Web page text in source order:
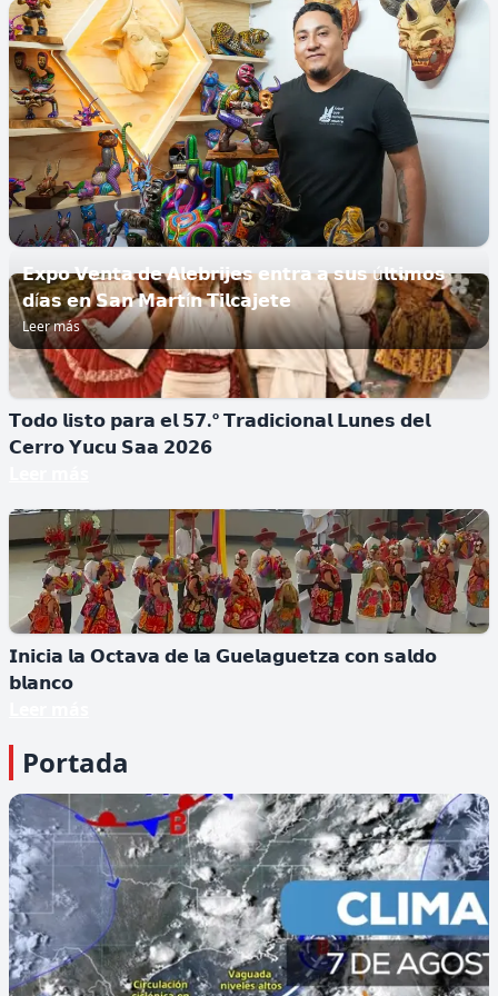
𝗘𝘅𝗽𝗼 𝗩𝗲𝗻𝘁𝗮 𝗱𝗲 𝗔𝗹𝗲𝗯𝗿𝗶𝗷𝗲𝘀 𝗲𝗻𝘁𝗿𝗮 𝗮 𝘀𝘂𝘀 ú𝗹𝘁𝗶𝗺𝗼𝘀
𝗱í𝗮𝘀 𝗲𝗻 𝗦𝗮𝗻 𝗠𝗮𝗿𝘁í𝗻 𝗧𝗶𝗹𝗰𝗮𝗷𝗲𝘁𝗲
Leer más
𝗧𝗼𝗱𝗼 𝗹𝗶𝘀𝘁𝗼 𝗽𝗮𝗿𝗮 𝗲𝗹 𝟱𝟳.º 𝗧𝗿𝗮𝗱𝗶𝗰𝗶𝗼𝗻𝗮𝗹 𝗟𝘂𝗻𝗲𝘀 𝗱𝗲𝗹
𝗖𝗲𝗿𝗿𝗼 𝗬𝘂𝗰𝘂 𝗦𝗮𝗮 𝟮𝟬𝟮𝟲
𝗜𝗻𝗶𝗰𝗶𝗮 𝗹𝗮 𝗢𝗰𝘁𝗮𝘃𝗮 𝗱𝗲 𝗹𝗮 𝗚𝘂𝗲𝗹𝗮𝗴𝘂𝗲𝘁𝘇𝗮 𝗰𝗼𝗻 𝘀𝗮𝗹𝗱𝗼
𝗯𝗹𝗮𝗻𝗰𝗼
Portada
𝗜𝗱𝗲𝗻𝘁𝗶𝗳𝗶𝗰𝗮𝗻 𝗻𝘂𝗲𝘃𝗮 𝗲𝘀𝗽𝗲𝗰𝗶𝗲 𝗱𝗲 𝗺𝗼𝗻𝗼
𝗲𝗻 Á𝗳𝗿𝗶𝗰𝗮
▪️𝙀𝙡 𝙥𝙧𝙞𝙢𝙖𝙩𝙚 𝙛𝙪𝙚 𝙙𝙚𝙨𝙘𝙪𝙗𝙞𝙚𝙧𝙩𝙤 𝙚𝙣 𝙡𝙖 𝙍𝙚𝙥ú𝙗𝙡𝙞𝙘𝙖
𝘿𝙚𝙢𝙤𝙘𝙧á𝙩𝙞𝙘𝙖 𝙙𝙚𝙡 𝘾𝙤𝙣𝙜𝙤....
𝗗𝗮𝗻𝗶𝗲𝗹 𝗢𝗿𝘁𝗲𝗴𝗮 𝗮𝗻𝘂𝗻𝗰𝗶𝗮 𝗾𝘂𝗲 𝗻𝗼 𝗵𝗮𝗯𝗿á
▪️𝙀𝙡 𝙢𝙖𝙣𝙙𝙖𝙩𝙖𝙧𝙞𝙤 𝙖𝙛𝙞𝙧𝙢ó 𝙦𝙪𝙚 𝙞𝙢𝙥𝙪𝙡𝙨𝙖𝙧á 𝙡𝙚𝙮𝙚𝙨
𝙥𝙖𝙧𝙖 𝙞𝙢𝙥𝙚𝙙𝙞𝙧 𝙦𝙪𝙚 𝙡𝙖 𝙤𝙥𝙤𝙨𝙞𝙘𝙞ó𝙣 𝙥𝙪𝙚𝙙𝙖 𝙖𝙘𝙘𝙚𝙙𝙚𝙧 𝙖𝙡
𝙥𝙤𝙙𝙚𝙧 𝙥𝙤𝙧 𝙡𝙖 𝙫í𝙖 𝙚𝙡𝙚𝙘𝙩𝙤𝙧𝙖𝙡....